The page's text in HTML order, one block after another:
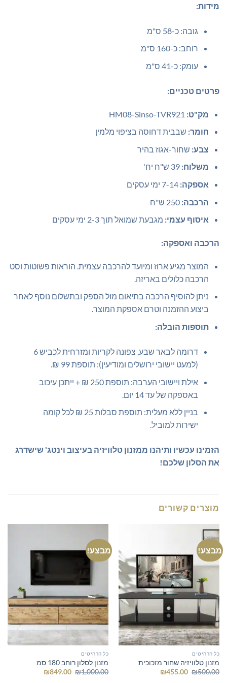
מידות:
גובה: כ-58 ס"מ
רוחב: כ-160 ס"מ
עומק: כ-41 ס"מ
פרטים טכניים:
מק"ט:
חומר: שבבית דחוסה בציפוי מלמין
צבע: שחור-אגוז בהיר
משלוח: 39 ש"ח יח'
אספקה:
הרכבה: 250 ש"ח
איסוף עצמי: מגבעת שמואל תוך 2-3 ימי עסקים
הרכבה ואספקה:
המוצר מגיע ארוז ומיועד להרכבה עצמית. הוראות פשוטות וסט
הרכבה כלולים באריזה.
ניתן להוסיף הרכבה בתיאום מול הספק ובתשלום נוסף לאחר
ביצוע ההזמנה וטרם אספקת המוצר.
תוספות הובלה:
דרומה לבאר שבע, צפונה לקריות ומזרחית לכביש 6
(למעט יישובי ירושלים ומודיעין): תוספת 99 ₪.
אילת ויישובי הערבה: תוספת 250 ₪ + ייתכן עיכוב
באספקה של עד 14 יום.
בניין ללא מעלית: תוספת סבלות 25 ₪ לכל קומה
ישירות למוביל.
הזמינו עכשיו ותיהנו ממזנון טלוויזיה בעיצוב וינטג' שישדרג
את הסלון שלכם!
מוצרים קשורים
מבצע!
כל הרהיטים
מזנון טלוויזיה שחור מזכוכית
₪500.00
המחיר ₪455.00
המחיר
מבצע!
כל הרהיטים
מזנון לסלון רוחב 180 סמ
₪1,000.00
המחיר ₪849.00
המחיר